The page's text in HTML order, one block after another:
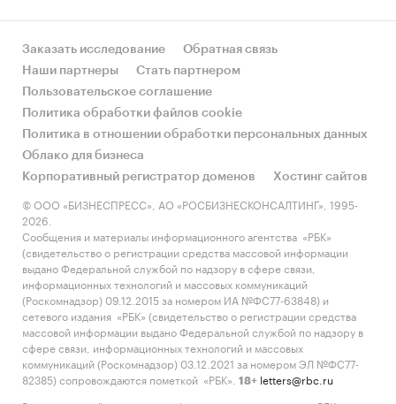
Заказать исследование
Обратная связь
Наши партнеры
Стать партнером
Пользовательское соглашение
Политика обработки файлов cookie
Политика в отношении обработки персональных данных
Облако для бизнеса
Корпоративный регистратор доменов
Хостинг сайтов
© ООО «БИЗНЕСПРЕСС», АО «РОСБИЗНЕСКОНСАЛТИНГ», 1995-
2026.
Сообщения и материалы информационного агентства «РБК»
(свидетельство о регистрации средства массовой информации
выдано Федеральной службой по надзору в сфере связи,
информационных технологий и массовых коммуникаций
(Роскомнадзор) 09.12.2015 за номером ИА №ФС77-63848) и
сетевого издания «РБК» (свидетельство о регистрации средства
массовой информации выдано Федеральной службой по надзору в
сфере связи, информационных технологий и массовых
коммуникаций (Роскомнадзор) 03.12.2021 за номером ЭЛ №ФС77-
82385) сопровождаются пометкой «РБК».
18+ letters@rbc.ru